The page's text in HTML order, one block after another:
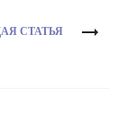
СТАТЬЯ